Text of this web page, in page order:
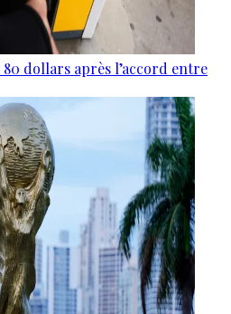
dollars après l’accord entre